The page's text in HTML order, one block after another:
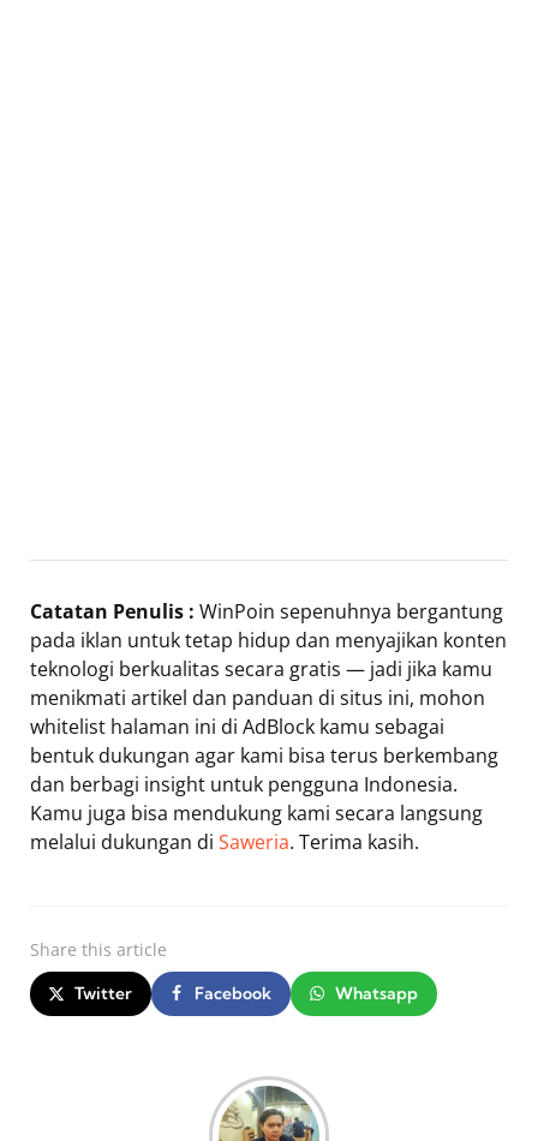
Catatan Penulis : WinPoin sepenuhnya bergantung
pada iklan untuk tetap hidup dan menyajikan konten
teknologi berkualitas secara gratis — jadi jika kamu
menikmati artikel dan panduan di situs ini, mohon
whitelist halaman ini di AdBlock kamu sebagai
bentuk dukungan agar kami bisa terus berkembang
dan berbagi insight untuk pengguna Indonesia.
Kamu juga bisa mendukung kami secara langsung
melalui dukungan di Saweria. Terima kasih.
Share this article
Twitter Facebook Whatsapp